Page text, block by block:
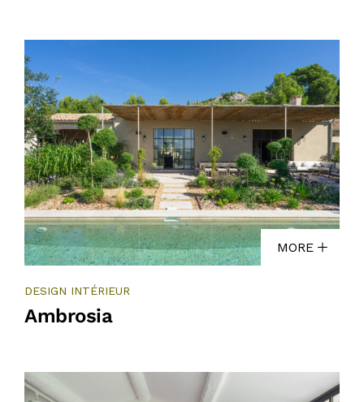
MORE
DESIGN INTÉRIEUR
Ambrosia